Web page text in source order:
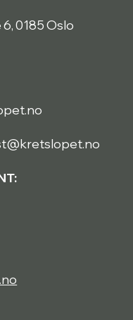
0185 Oslo